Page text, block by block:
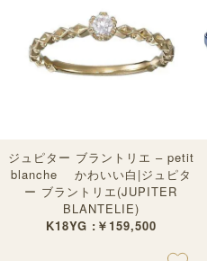
ジュピター ブラントリエ – petit
blanche かわいい白|ジュピタ
ー ブラントリエ(JUPITER
BLANTELIE)
K18YG :￥159,500